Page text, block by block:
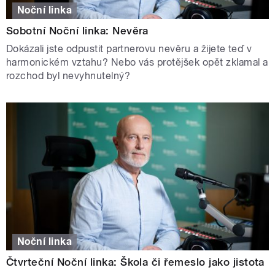
Noční linka
Sobotní Noční linka: Nevěra
Dokázali jste odpustit partnerovu nevěru a žijete teď v
harmonickém vztahu? Nebo vás protějšek opět zklamal a
rozchod byl nevyhnutelný?
Noční linka
Čtvrteční Noční linka: Škola či řemeslo jako jistota